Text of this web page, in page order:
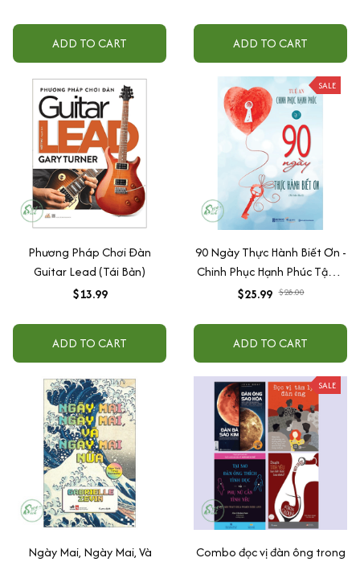
ADD TO CART
Giờ Theo Đuổi Đàn Ông +
Đàn Ông Bóc Phốt Đàn Ông
ADD TO CART
Phương Pháp Chơi Đàn
Guitar Lead (Tái Bản)
$13.99
ADD TO CART
SALE
90 Ngày Thực Hành Biết Ơn -
Chinh Phục Hạnh Phúc Tập 1
(Tái bản 2021)
$25.99 $28.00
ADD TO CART
Ngày Mai, Ngày Mai, Và
SALE
Combo đọc vị đàn ông trong